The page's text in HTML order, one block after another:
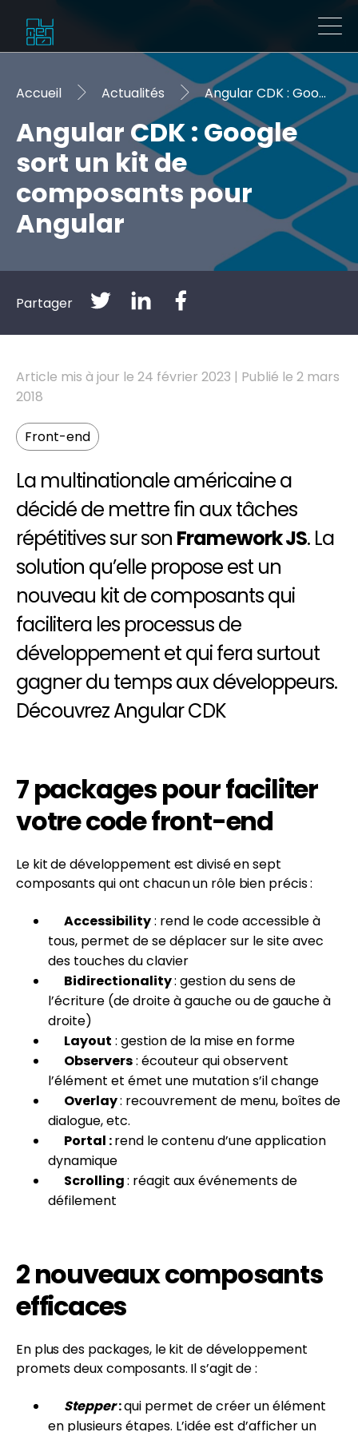
FR
Accueil Actualités Angular CDK : Google sort un kit de composants pour Angular
Angular CDK : Google
sort un kit de
composants pour
Angular
Partager
Article mis à jour le 24 février 2023 | Publié le 2 mars
2018
Front-end
La multinationale américaine a
décidé de mettre fin aux tâches
répétitives sur son Framework JS. La
solution qu’elle propose est un
nouveau kit de composants qui
facilitera les processus de
développement et qui fera surtout
gagner du temps aux développeurs.
DécouvrezAngular CDK
7 packages pour faciliter
votre code front-end
Le kit de développement est divisé en sept
composants qui ont chacun un rôle bien précis :
Accessibility: rend le code accessible à
tous, permet de se déplacer sur le site avec
des touches du clavier
Bidirectionality: gestion du sens de
l’écriture (de droite à gauche ou de gauche à
droite)
Layout : gestion de la mise en forme
Observers: écouteur qui observent
l’élément et émet une mutation s’il change
Overlay: recouvrement de menu, boîtes de
dialogue, etc.
Portal :rend le contenu d’une application
dynamique
Scrolling: réagit aux événements de
défilement
2 nouveaux composants
efficaces
En plus des packages, le kit de développement
promets deux composants. Il s’agit de :
Stepper:qui permet de créer un élément
en plusieurs étapes. L’idée est d’afficher un